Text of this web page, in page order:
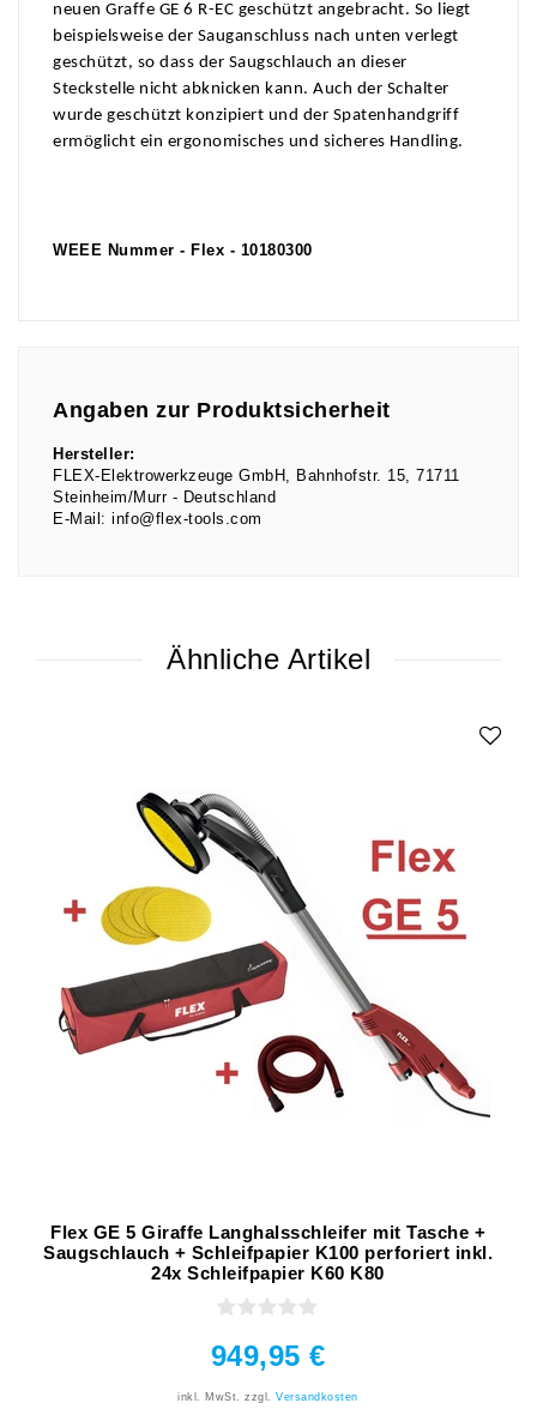
neuen Graffe GE 6 R-EC geschützt angebracht. So liegt
beispielsweise der Sauganschluss nach unten verlegt
geschützt, so dass der Saugschlauch an dieser
Steckstelle nicht abknicken kann. Auch der Schalter
wurde geschützt konzipiert und der Spatenhandgriff
ermöglicht ein ergonomisches und sicheres Handling.
WEEE Nummer - Flex - 10180300
Angaben zur Produktsicherheit
Hersteller:
FLEX-Elektrowerkzeuge GmbH
Bahnhofstr. 15
71711
Steinheim/Murr
Deutschland
E-Mail: info@flex-tools.com
Ähnliche Artikel
Flex GE 5 Giraffe Langhalsschleifer mit Tasche +
Saugschlauch + Schleifpapier K100 perforiert inkl.
24x Schleifpapier K60 K80
949,95 €
inkl. MwSt. zzgl.Versandkosten